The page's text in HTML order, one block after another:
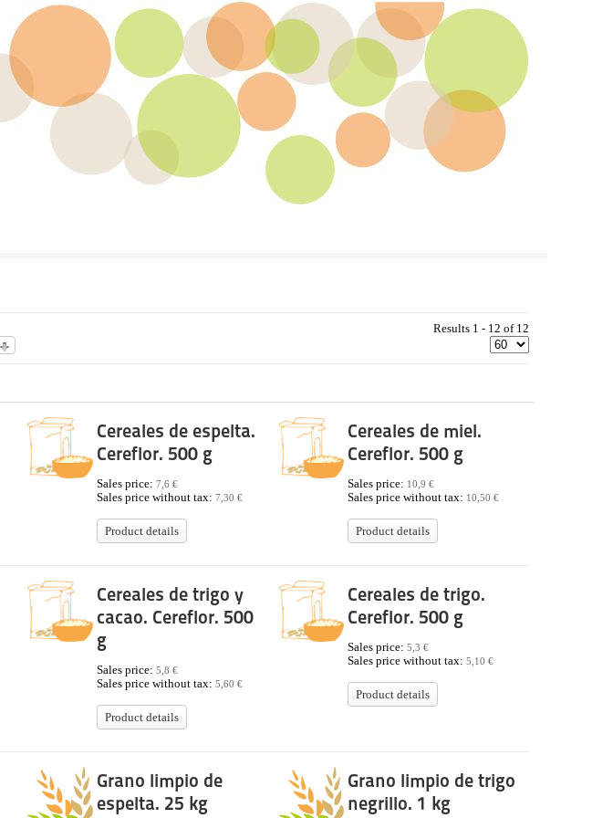
Results 1 - 12 of 12
Cereales de espelta.
Cereflor. 500 g
Sales price: 7,6 €
Sales price without tax: 7,30 €
Product details
Cereales de miel.
Cereflor. 500 g
Sales price: 10,9 €
Sales price without tax: 10,50 €
Product details
Cereales de trigo y
cacao. Cereflor. 500
g
Sales price: 5,8 €
Sales price without tax: 5,60 €
Product details
Cereales de trigo.
Cereflor. 500 g
Sales price:5,3 €
Sales price without tax:5,10 €
Product details
Grano limpio de
espelta. 25 kg
Grano limpio de trigo
negrillo. 1 kg